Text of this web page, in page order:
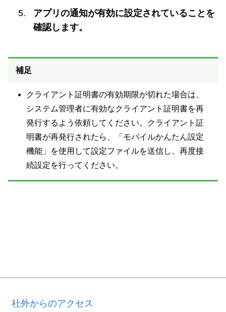
アプリの通知が有効に設定されていることを
確認します。
補足
クライアント証明書の有効期限が切れた場合は、
システム管理者に有効なクライアント証明書を再
発行するよう依頼してください。クライアント証
明書が再発行されたら、「モバイルかんたん設定
機能」を使用して設定ファイルを送信し、再度接
続設定を行ってください。
社外からのアクセス